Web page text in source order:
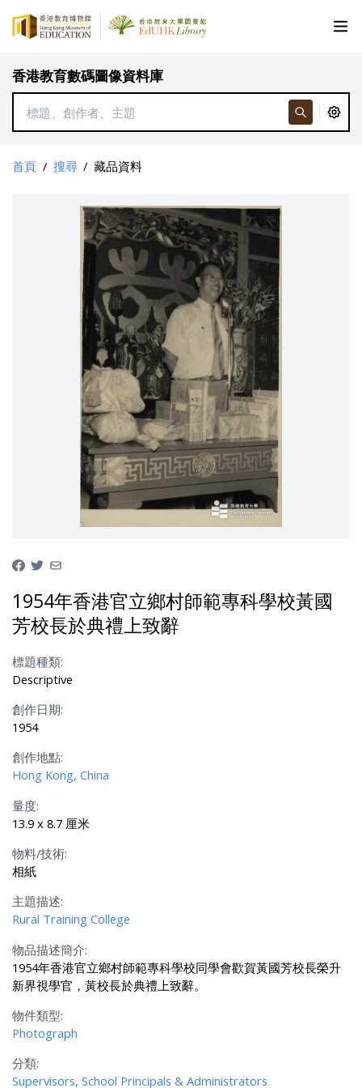
香港教育數碼圖像資料庫
首頁 / 搜尋 / 藏品資料
1954年香港官立鄉村師範專科學校黃國
芳校長於典禮上致辭
標題種類:
Descriptive
創作日期:
1954
創作地點:
Hong Kong, China
量度:
13.9 x 8.7 厘米
物料/技術:
相紙
主題描述:
Rural Training College
物品描述簡介:
1954年香港官立鄉村師範專科學校同學會歡賀黃國芳校長榮升
新界視學官，黃校長於典禮上致辭。
物件類型:
Photograph
分類:
Supervisors, School Principals & Administrators